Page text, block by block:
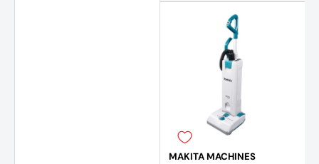
MAKITA MACHINES